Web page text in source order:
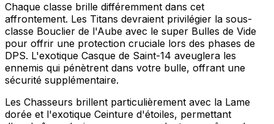
Chaque classe brille différemment dans cet
affrontement. Les Titans devraient privilégier la sous-
classe Bouclier de l'Aube avec le super Bulles de Vide
pour offrir une protection cruciale lors des phases de
DPS. L'exotique Casque de Saint-14 aveuglera les
ennemis qui pénètrent dans votre bulle, offrant une
sécurité supplémentaire.
Les Chasseurs brillent particulièrement avec la Lame
dorée et l'exotique Ceinture d'étoiles, permettant